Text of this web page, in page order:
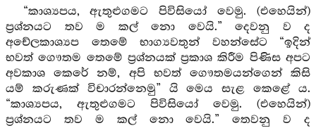
“කාශ්‍යපය, ඇතුළුගමට පිවිසියෝ වෙමු. (එහෙයින්)
ප්‍රශ්නයට තව ම කල් නො වෙයි.” දෙවනු ව ද
අචේලකාශ්‍යප තෙමේ භාග්‍යවතුන් වහන්සේට “ඉදින්
භවත් ගෞතම තෙමේ ප්‍රශ්නයක් ප්‍රකාශ කිරීම පිණිස අපට
අවකාශ කෙරේ නම්, අපි භවත් ගෞතමයන්ගෙන් කිසි
යම් කරුණක් විචාරන්නෙමු” යි මෙය සැළ කෙළේ ය.
“කාශ්‍යපය, ඇතුළුගමට පිවිසියෝ වෙමු. (එහෙයින්)
ප්‍රශ්නයට තව ම කල් නො වෙයි.” තෙවනු ව ද